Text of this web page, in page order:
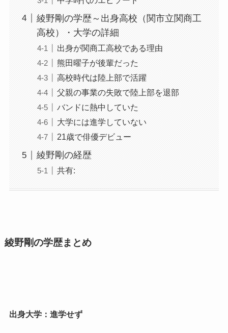
綾野剛の学歴～出身高校（関市立関商工
高校）・大学の詳細
出身が関商工高校である理由
熊田曜子が後輩だった
高校時代は陸上部で活躍
父親の事業の失敗で陸上部を退部
バンドに熱中していた
大学には進学していない
21歳で俳優デビュー
綾野剛の経歴
共有:
綾野剛の学歴まとめ
出身大学：進学せず